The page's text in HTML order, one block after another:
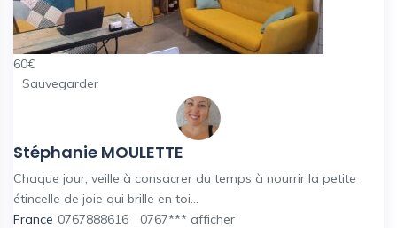
60€
Sauvegarder
Stéphanie MOULETTE
Chaque jour, veille à consacrer du temps à nourrir la petite
étincelle de joie qui brille en toi...
France 0767888616 0767*** afficher